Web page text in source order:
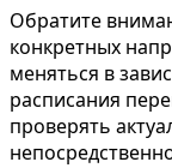
Обратите
конкретных
меняться в
расписания
проверять